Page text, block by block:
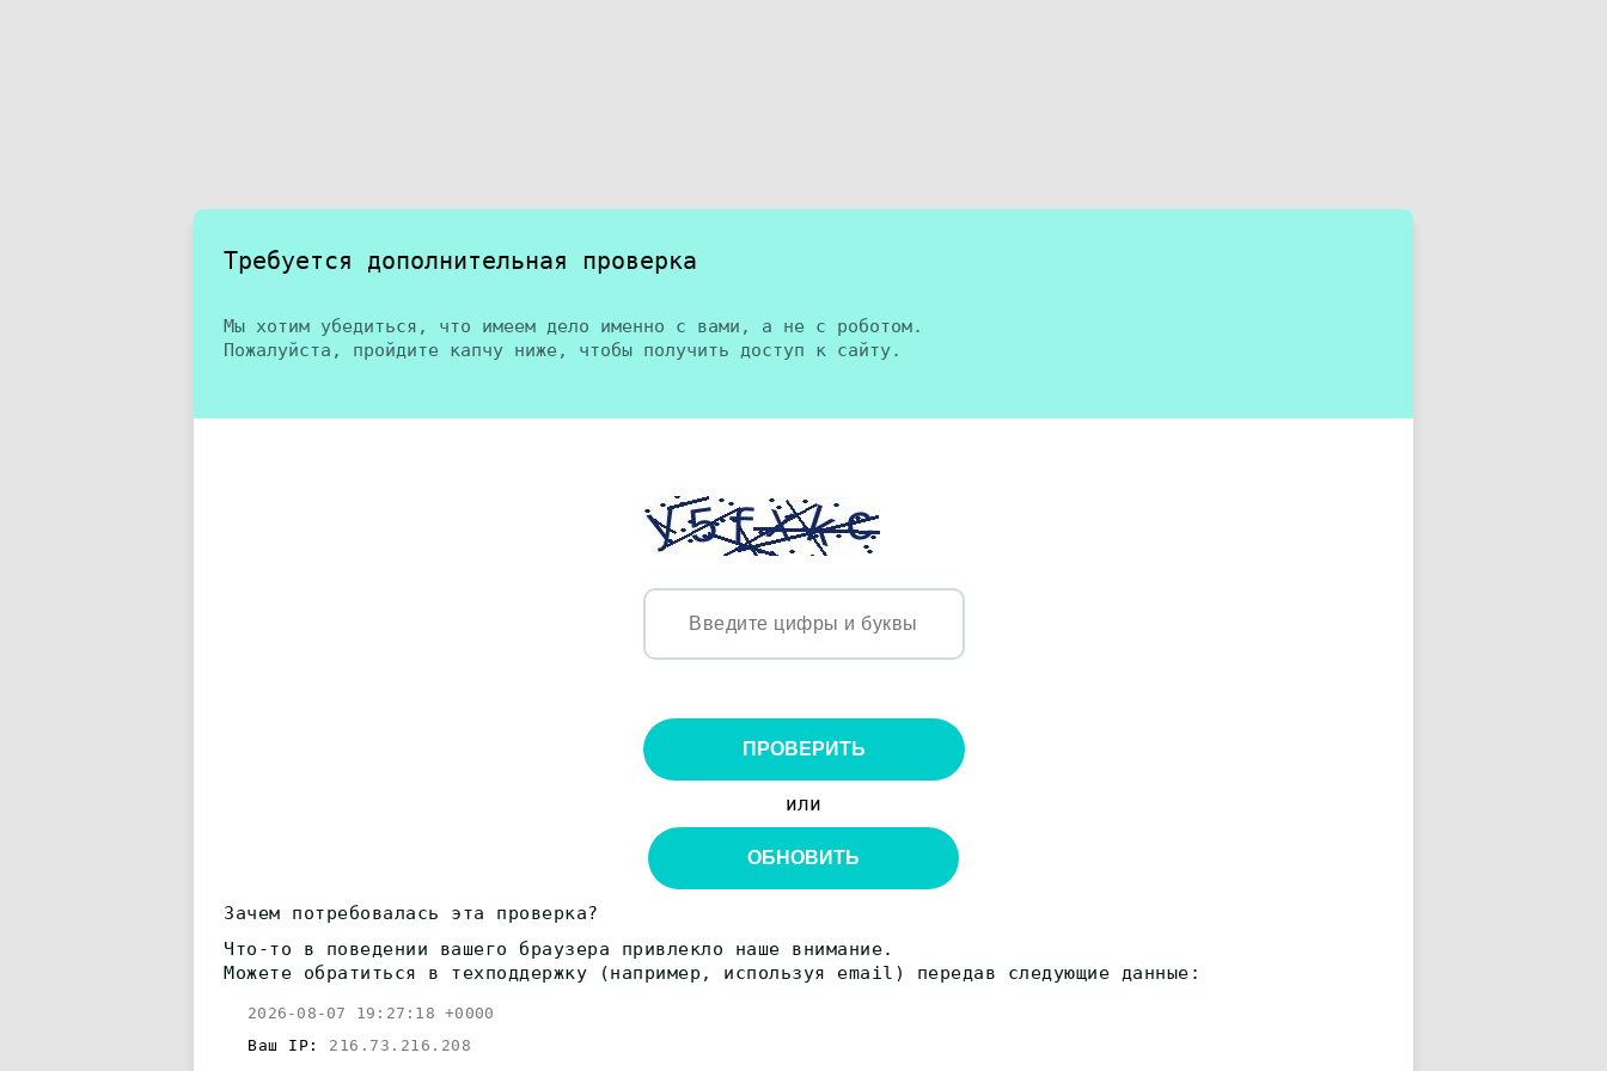
Требуется дополнительная проверка
Мы хотим убедиться, что имеем дело именно с вами, а не с роботом.
Пожалуйста, пройдите капчу ниже, чтобы получить доступ к сайту.
ПРОВЕРИТЬ
или
ОБНОВИТЬ
Зачем потребовалась эта проверка?
Что-то в поведении вашего браузера привлекло наше внимание.
Можете обратиться в техподдержку (например, используя email) передав следующие данные:
2026-08-07 19:27:18 +0000
Ваш IP: 216.73.216.208